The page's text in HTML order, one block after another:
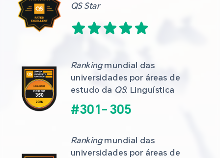
QS Star
Ranking mundial das
universidades por áreas de
estudo da QS: Linguística
#301- 305
Ranking mundial das
universidades por áreas de